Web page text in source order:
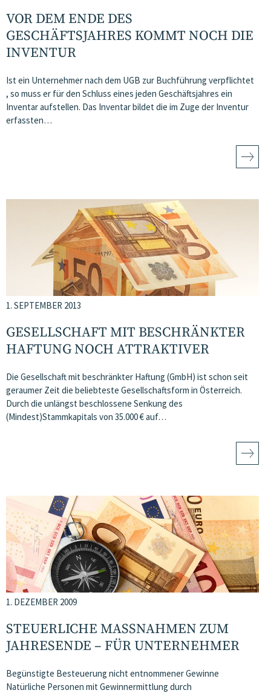
VOR DEM ENDE DES
GESCHÄFTSJAHRES KOMMT NOCH DIE
INVENTUR
Ist ein Unternehmer nach dem UGB zur Buchführung verpflichtet
, so muss er für den Schluss eines jeden Geschäftsjahres ein
Inventar aufstellen. Das Inventar bildet die im Zuge der Inventur
erfassten…
1. SEPTEMBER 2013
GESELLSCHAFT MIT BESCHRÄNKTER
HAFTUNG NOCH ATTRAKTIVER
Die Gesellschaft mit beschränkter Haftung (GmbH) ist schon seit
geraumer Zeit die beliebteste Gesellschaftsform in Österreich.
Durch die unlängst beschlossene Senkung des
(Mindest)Stammkapitals von 35.000 € auf…
1. DEZEMBER 2009
STEUERLICHE MASSNAHMEN ZUM J
AHRESENDE – FÜR UNTERNEHMER
Begünstigte Besteuerung nicht entnommener Gewinne
Natürliche Personen mit Gewinnermittlung durch